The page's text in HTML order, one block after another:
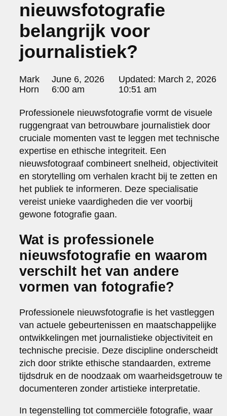
portraits 2
portraits 3
fd gazellen 2014
sanoma view 2014 – annual report
het zuiderlicht
various
parool christmas special
travel
commercial
fashion
contact
info@markhorn.nl
+31650600601
about
nieuwsfotografie
belangrijk voor
journalistiek?
Posted
by:
Mark
Horn
June 6, 2026
6:00 am
Updated: March 2, 2026
10:51 am
Professionele nieuwsfotografie vormt de visuele
ruggengraat van betrouwbare journalistiek door
cruciale momenten vast te leggen met technische
expertise en ethische integriteit. Een
nieuwsfotograaf combineert snelheid, objectiviteit
en storytelling om verhalen kracht bij te zetten en
het publiek te informeren. Deze specialisatie
vereist unieke vaardigheden die ver voorbij
gewone fotografie gaan.
Wat is professionele
nieuwsfotografie en waarom
verschilt het van andere
vormen van fotografie?
Professionele nieuwsfotografie is het vastleggen
van actuele gebeurtenissen en maatschappelijke
ontwikkelingen met journalistieke objectiviteit en
technische precisie. Deze discipline onderscheidt
zich door strikte ethische standaarden, extreme
tijdsdruk en de noodzaak om waarheidsgetrouw te
documenteren zonder artistieke interpretatie.
In tegenstelling tot commerciële fotografie, waar